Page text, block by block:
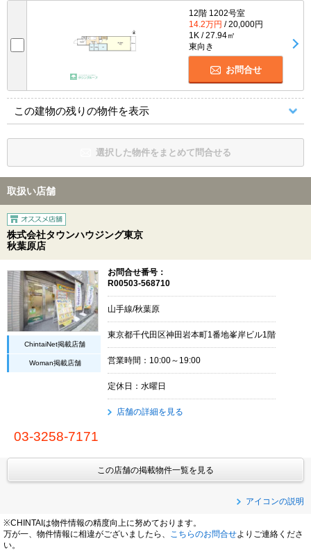
12階 1202号室
14.2万円 / 20,000円
1K / 27.94㎡
東向き
お問合せ
この建物の残りの物件を表示
選択した物件をまとめて問合せる
取扱い店舗
株式会社タウンハウジング東京
秋葉原店
ChintaiNet掲載店舗
Woman掲載店舗
お問合せ番号：
R00503-568710
山手線/秋葉原
東京都千代田区神田岩本町1番地峯岸ビル1階
営業時間：10:00～19:00
定休日：水曜日
店舗の詳細を見る
03-3258-7171
この店舗の掲載物件一覧を見る
アイコンの説明
※CHINTAIは物件情報の精度向上に努めております。
万が一、物件情報に相違がございましたら、
こちらのお問合せよりご連絡くださ
い。